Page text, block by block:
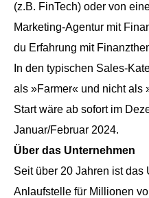
(z.B. FinTech) oder von
Marketing-Agentur mit
du Erfahrung mit
In den typischen Sales-
als »Farmer« und nicht als
Start wäre ab sofort im
Januar/Februar 2024.
Über das Unternehmen
Seit über 20 Jahren ist das
Anlaufstelle für Millionen